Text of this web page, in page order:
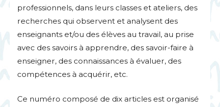
professionnels, dans leurs classes et ateliers, des
recherches qui observent et analysent des
enseignants et/ou des élèves au travail, au prise
avec des savoirs à apprendre, des savoir-faire à
enseigner, des connaissances à évaluer, des
compétences à acquérir, etc.
Ce numéro composé de dix articles est organisé